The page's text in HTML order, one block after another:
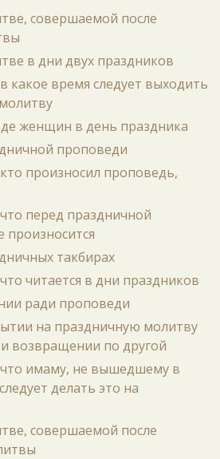
совершаемой после
в дни двух праздников
какое время следует выходить
женщин в день праздника
проповеди
произносил проповедь,
перед праздничной
произносится
такбирах
читается в дни праздников
ради проповеди
на праздничную молитву
возвращении по другой
что имаму, не вышедшему в
делать это на
совершаемой после